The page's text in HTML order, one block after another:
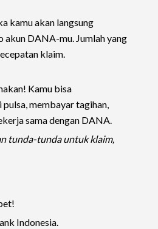
kamu akan langsung
akun DANA-mu. Jumlah yang
klaim.
Kamu bisa
membayar tagihan,
sama dengan DANA.
tunda-tunda untuk klaim,
Indonesia.